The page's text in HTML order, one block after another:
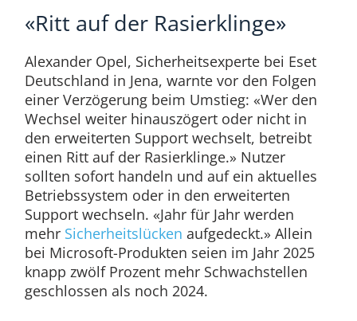
«Ritt auf der Rasierklinge»
Alexander Opel, Sicherheitsexperte bei Eset
Deutschland in Jena, warnte vor den Folgen
einer Verzögerung beim Umstieg: «Wer den
Wechsel weiter hinauszögert oder nicht in
den erweiterten Support wechselt, betreibt
einen Ritt auf der Rasierklinge.» Nutzer
sollten sofort handeln und auf ein aktuelles
Betriebssystem oder in den erweiterten
Support wechseln. «Jahr für Jahr werden
mehr Sicherheitslücken aufgedeckt.» Allein
bei Microsoft-Produkten seien im Jahr 2025
knapp zwölf Prozent mehr Schwachstellen
geschlossen als noch 2024.